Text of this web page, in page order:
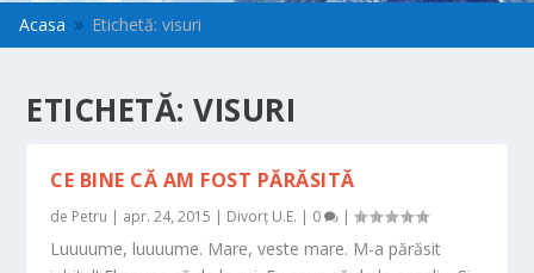
Acasa 9 Etichetă: visuri
ETICHETĂ:VISURI
CE BINE CĂ AM FOST PĂRĂSITĂ
de Petru | apr. 24, 2015 | Divorț U.E. | 0 |
Luuuume, luuuume. Mare, veste mare. M-a părăsit